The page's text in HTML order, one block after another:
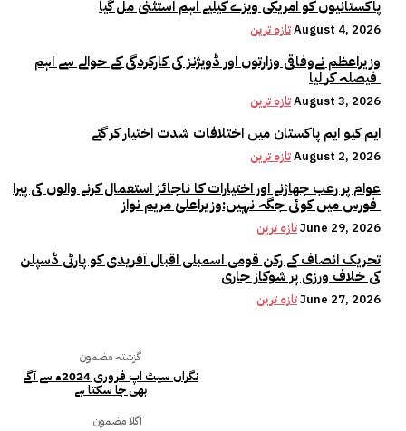
پاکستانیوں کو امریکی ویزے کیلیے اہم استثنیٰ مل گیا
تازہ ترینAugust 4, 2026
وزیراعظم نےوفاقی وزارتوں اور ڈویژنز کی کارکردگی کے حوالے سے اہم
تازہ ترینAugust 3, 2026
ایم کیو ایم پاکستان میں اختلافات شدت اختیار کر گئے
تازہ ترینAugust 2, 2026
عوام پر رعب جھاڑنے اور اختیارات کا ناجائز استعمال کرنے والوں کی پیرا
تازہ ترینJune 29, 2026
تحریک انصاف کے رکن قومی اسمبلی اقبال آفریدی کو پارٹی ڈسپلن
کی خلاف ورزی پر شوکاز جاری
تازہ ترینJune 27, 2026
گزشتہ مضمون
نگراں سیٹ اپ فروری 2024ء سے آگے
بھی جا سکتا ہے
اگلا مضمون